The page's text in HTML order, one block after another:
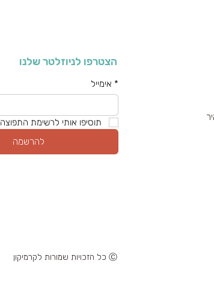
הצטרפו לניוזלטר שלנו
* אימייל
תוסיפו אותי לרשימת התפוצה
להרשמה
Ⓒ כל הזכויות שמורות לקרמיקון